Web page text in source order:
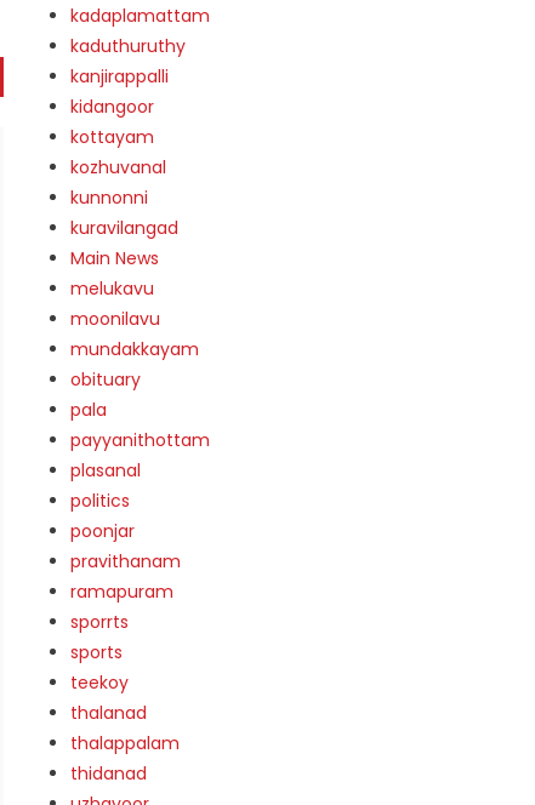
kadaplamattam
kaduthuruthy
kanjirappalli
kidangoor
kottayam
kozhuvanal
kunnonni
kuravilangad
Main News
melukavu
moonilavu
mundakkayam
obituary
pala
payyanithottam
plasanal
politics
poonjar
pravithanam
ramapuram
sporrts
sports
teekoy
thalanad
thalappalam
thidanad